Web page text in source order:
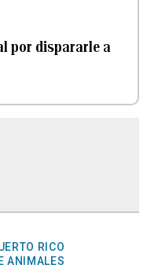
por dispararle a
RICO
ANIMALES